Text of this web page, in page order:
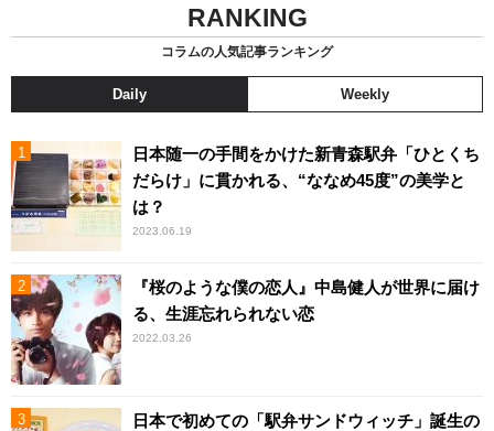
RANKING
コラムの人気記事ランキング
Daily Weekly
日本随一の手間をかけた新青森駅弁「ひとくち
だらけ」に貫かれる、“ななめ45度”の美学と
は？
2023.06.19
『桜のような僕の恋人』中島健人が世界に届け
る、生涯忘れられない恋
2022.03.26
日本で初めての「駅弁サンドウィッチ」誕生の